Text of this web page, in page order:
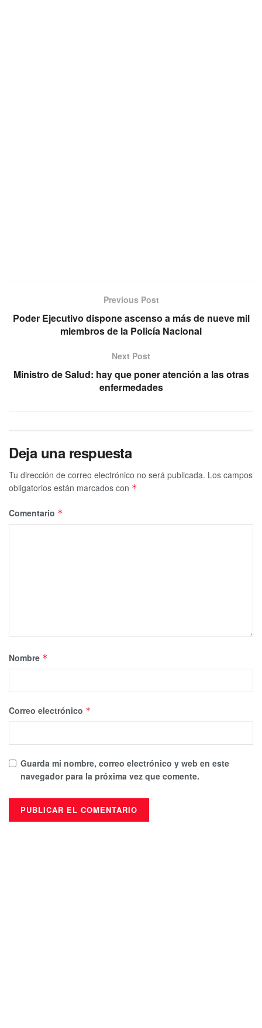
Previous Post
Poder Ejecutivo dispone ascenso a más de nueve mil
miembros de la Policía Nacional
Next Post
Ministro de Salud: hay que poner atención a las otras
enfermedades
Deja una respuesta
Tu dirección de correo electrónico no será publicada. Los campos
obligatorios están marcados con *
Comentario *
Nombre *
Correo electrónico *
Guarda mi nombre, correo electrónico y web en este
navegador para la próxima vez que comente.